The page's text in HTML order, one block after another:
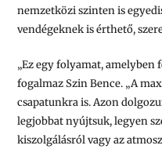
nemzetközi szinten is
vendégeknek is érthető,
„Ez egy folyamat,
fogalmaz Szin Bence. „A
csapatunkra is. Azon
legjobbat nyújtsuk, legyen
kiszolgálásról vagy az